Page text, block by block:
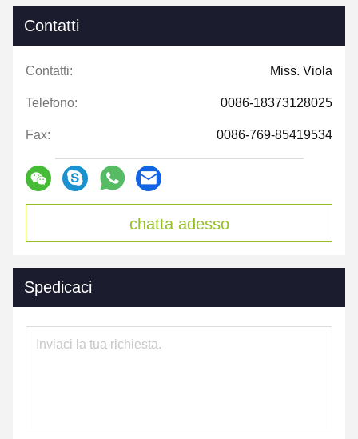
Contatti
Contatti: Miss. Viola
Telefono: 0086-18373128025
Fax: 0086-769-85419534
chatta adesso
Spedicaci